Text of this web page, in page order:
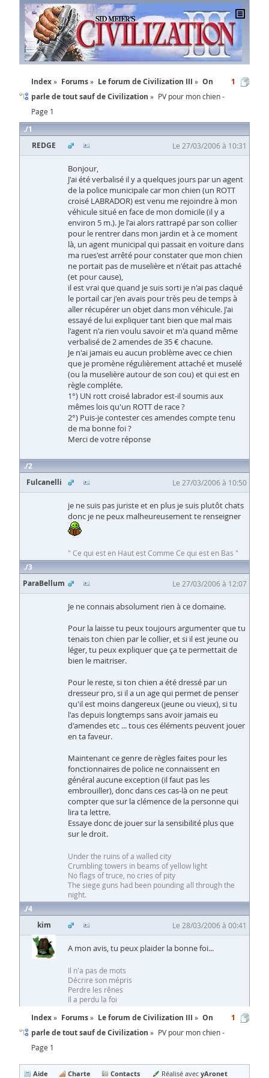
Index Forums Le forum de Civilization III
On
parle de tout sauf de Civilization
PV pour mon chien -
Page 1
1
1
REDGE
Le 27/03/2006 à 10:31
Bonjour,
J'ai été verbalisé il y a quelques jours par un agent
de la police municipale car mon chien (un ROTT
croisé LABRADOR) est venu me rejoindre à mon
véhicule situé en face de mon domicile (il y a
environ 5 m.). Je l'ai alors rattrapé par son collier
pour le rentrer dans mon jardin et à ce moment
là, un agent municipal qui passait en voiture dans
ma rues'est arrêté pour constater que mon chien
ne portait pas de muselière et n'était pas attaché
(et pour cause),
il est vrai que quand je suis sorti je n'ai pas claqué
le portail car j'en avais pour très peu de temps à
aller récupérer un objet dans mon véhicule. J'ai
essayé de lui expliquer tant bien que mal mais
l'agent n'a rien voulu savoir et m'a quand même
verbalisé de 2 amendes de 35 € chacune.
Je n'ai jamais eu aucun problème avec ce chien
que je promène régulièrement attaché et muselé
(ou la muselière autour de son cou) et qui est en
règle compléte.
1°) UN rott croisé labrador est-il soumis aux
mêmes lois qu'un ROTT de race ?
2°) Puis-je contester ces amendes compte tenu
de ma bonne foi ?
Merci de votre réponse
2
Fulcanelli
Le 27/03/2006 à 10:50
je ne suis pas juriste et en plus je suis plutôt chats
donc je ne peux malheureusement te renseigner
" Ce qui est en Haut est Comme Ce qui est en Bas "
3
ParaBellum
Le 27/03/2006 à 12:07
Je ne connais absolument rien à ce domaine.
Pour la laisse tu peux toujours argumenter que tu
tenais ton chien par le collier, et si il est jeune ou
léger, tu peux expliquer que ça te permettait de
bien le maitriser.
Pour le reste, si ton chien a été dressé par un
dresseur pro, si il a un age qui permet de penser
qu'il est moins dangereux (jeune ou vieux), si tu
l'as depuis longtemps sans avoir jamais eu
d'amendes etc ... tous ces éléments peuvent jouer
en ta faveur.
Maintenant ce genre de règles faites pour les
fonctionnaires de police ne connaissent en
général aucune exception (il faut pas les
embrouiller), donc dans ces cas-là on ne peut
compter que sur la clémence de la personne qui
lira ta lettre.
Essaye donc de jouer sur la sensibilité plus que
sur le droit.
Under the ruins of a walled city
Crumbling towers in beams of yellow light
No flags of truce, no cries of pity
The siege guns had been pounding all through the
night.
4
kim
Le 28/03/2006 à 00:41
A mon avis, tu peux plaider la bonne foi...
Il n'a pas de mots
Décrire son mépris
Perdre les rênes
Il a perdu la foi
Index Forums Le forum de Civilization III
On
parle de tout sauf de Civilization
PV pour mon chien -
Page 1
1
Aide Charte Contacts Réalisé avecyAronet